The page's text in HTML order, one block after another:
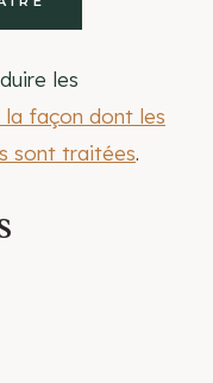
les
la façon dont les
sont traitées.